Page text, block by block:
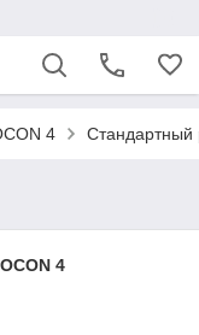
4 Стандартный
4